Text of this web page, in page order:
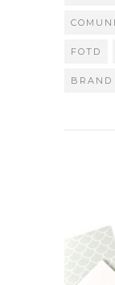
FOTD
BRAND